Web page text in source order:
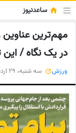
ساعدنیوز
در یک نگاه / این
ورزش سه شنبه، 29 اردیبهشت 1405